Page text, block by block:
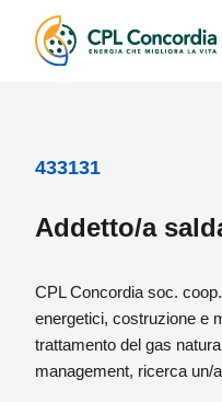
433131
Addetto/a
CPL Concordia soc.
energetici, costruzione e
trattamento del gas
management, ricerca un/